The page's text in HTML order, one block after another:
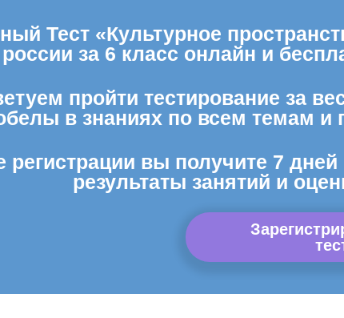
Тест «Культурное
россии за 6 класс онлайн и
пройти тестирование за
в знаниях по всем темам и
регистрации вы получите 7
результаты занятий и